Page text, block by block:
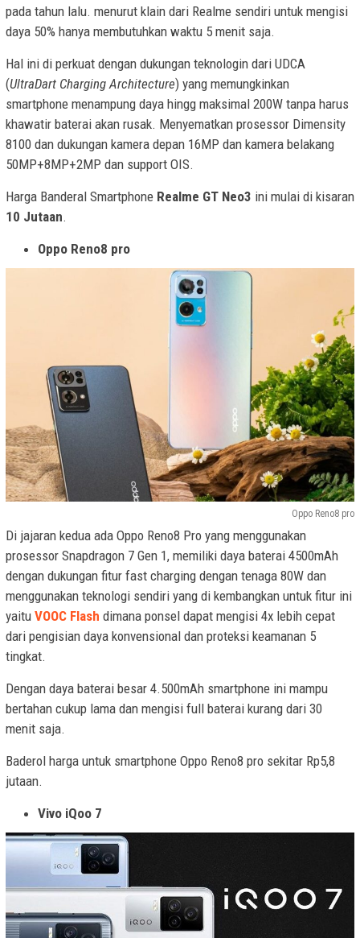
pada tahun lalu. menurut klain dari Realme sendiri untuk mengisi
daya 50% hanya membutuhkan waktu 5 menit saja.
Hal ini di perkuat dengan dukungan teknologin dari UDCA
(UltraDart Charging Architecture) yang memungkinkan
smartphone menampung daya hingg maksimal 200W tanpa harus
khawatir baterai akan rusak. Menyematkan prosessor Dimensity
8100 dan dukungan kamera depan 16MP dan kamera belakang
50MP+8MP+2MP dan support OIS.
Harga Banderal Smartphone Realme GT Neo3 ini mulai di kisaran
10 Jutaan.
Oppo Reno8 pro
Oppo Reno8 pro
Di jajaran kedua ada Oppo Reno8 Pro yang menggunakan
prosessor Snapdragon 7 Gen 1, memiliki daya baterai 4500mAh
dengan dukungan fitur fast charging dengan tenaga 80W dan
menggunakan teknologi sendiri yang di kembangkan untuk fitur ini
yaitu VOOC Flash dimana ponsel dapat mengisi 4x lebih cepat
dari pengisian daya konvensional dan proteksi keamanan 5
tingkat.
Dengan daya baterai besar 4.500mAh smartphone ini mampu
bertahan cukup lama dan mengisi full baterai kurang dari 30
menit saja.
Baderol harga untuk smartphone Oppo Reno8 pro sekitar Rp5,8
jutaan.
Vivo iQoo 7